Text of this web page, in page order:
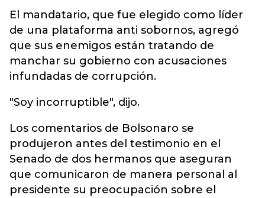
El mandatario, que fue elegido como líder
de una plataforma anti sobornos, agregó
que sus enemigos están tratando de
manchar su gobierno con acusaciones
infundadas de corrupción.
"Soy incorruptible", dijo.
Los comentarios de Bolsonaro se
produjeron antes del testimonio en el
Senado de dos hermanos que aseguran
que comunicaron de manera personal al
presidente su preocupación sobre el